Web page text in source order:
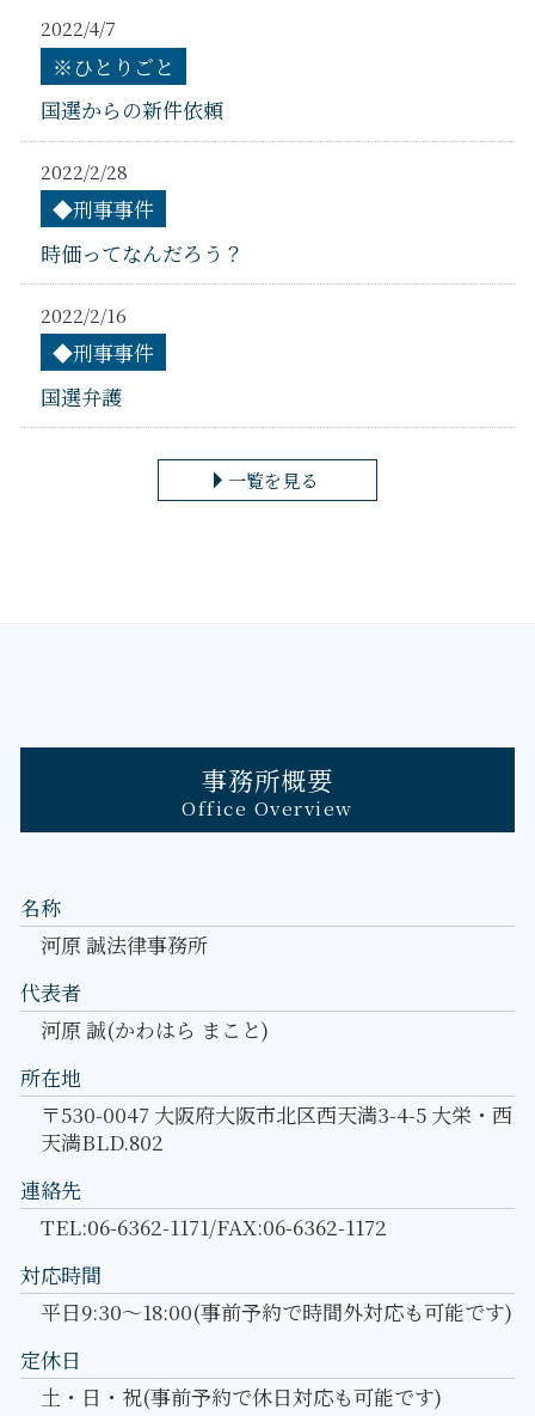
2022/4/7
※ひとりごと
国選からの新件依頼
2022/2/28
◆刑事事件
時価ってなんだろう？
2022/2/16
◆刑事事件
国選弁護
一覧を見る
事務所概要
Office Overview
名称
河原 誠法律事務所
代表者
河原 誠(かわはら まこと)
所在地
〒530-0047 大阪府大阪市北区西天満3-4-5 大栄・西
天満BLD.802
連絡先
TEL:06-6362-1171/FAX:06-6362-1172
対応時間
平日9:30～18:00(事前予約で時間外対応も可能です)
定休日
土・日・祝(事前予約で休日対応も可能です)